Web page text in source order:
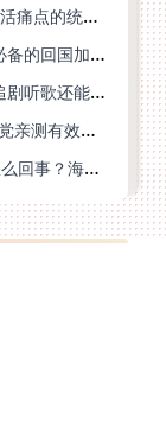
在巴西打不开海通证券怎么办？3个海外生活痛点的统一解决方案
缅甸怎么打不开顺丰同城急送？海外华人必备的回国加速指南（附B站会员游戏解决方案）
海外党必看：破解Bilibili地域限制，轻松追剧听歌还能流畅理财的实用指南
在加拿大用蜻蜓FM地区限制怎么办？海外党亲测有效的回国加速方案
b站出现暂时不对您所在的地区提供服务怎么回事？海外党亲测有效的回国加速方案